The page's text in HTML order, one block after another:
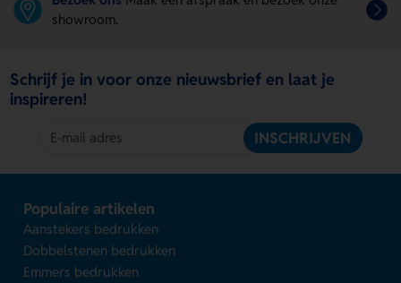
showroom.
Schrijf je in voor onze nieuwsbrief en laat je
inspireren!
INSCHRIJVEN
Populaire artikelen
Aanstekers bedrukken
Dobbelstenen bedrukken
Emmers bedrukken